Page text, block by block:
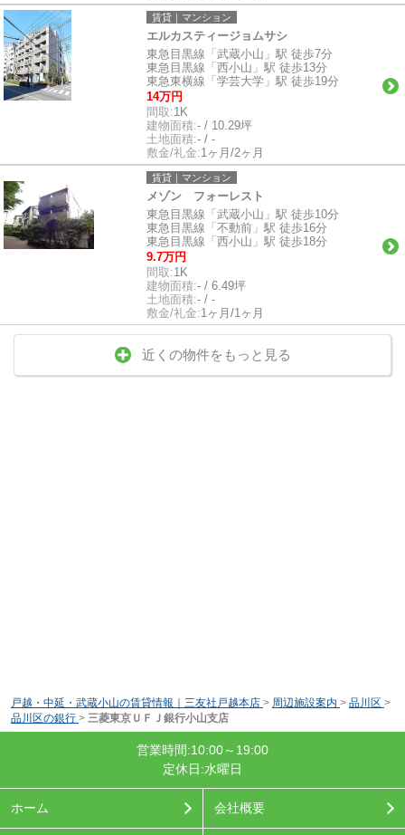
賃貸｜マンション
エルカスティージョムサシ
東急目黒線「武蔵小山」駅 徒歩7分
東急目黒線「西小山」駅 徒歩13分
東急東横線「学芸大学」駅 徒歩19分
14万円
間取:1K
建物面積:- / 10.29坪
土地面積:- / -
敷金/礼金:1ヶ月/2ヶ月
賃貸｜マンション
メゾン フォーレスト
東急目黒線「武蔵小山」駅 徒歩10分
東急目黒線「不動前」駅 徒歩16分
東急目黒線「西小山」駅 徒歩18分
9.7万円
間取:1K
建物面積:- / 6.49坪
土地面積:- / -
敷金/礼金:1ヶ月/1ヶ月
近くの物件をもっと見る
戸越・中延・武蔵小山の賃貸情報｜三友社戸越本店 > 周辺施設案内 > 品川区 >
品川区の銀行 > 三菱東京ＵＦＪ銀行小山支店
営業時間:10:00～19:00
定休日:水曜日
ホーム 会社概要